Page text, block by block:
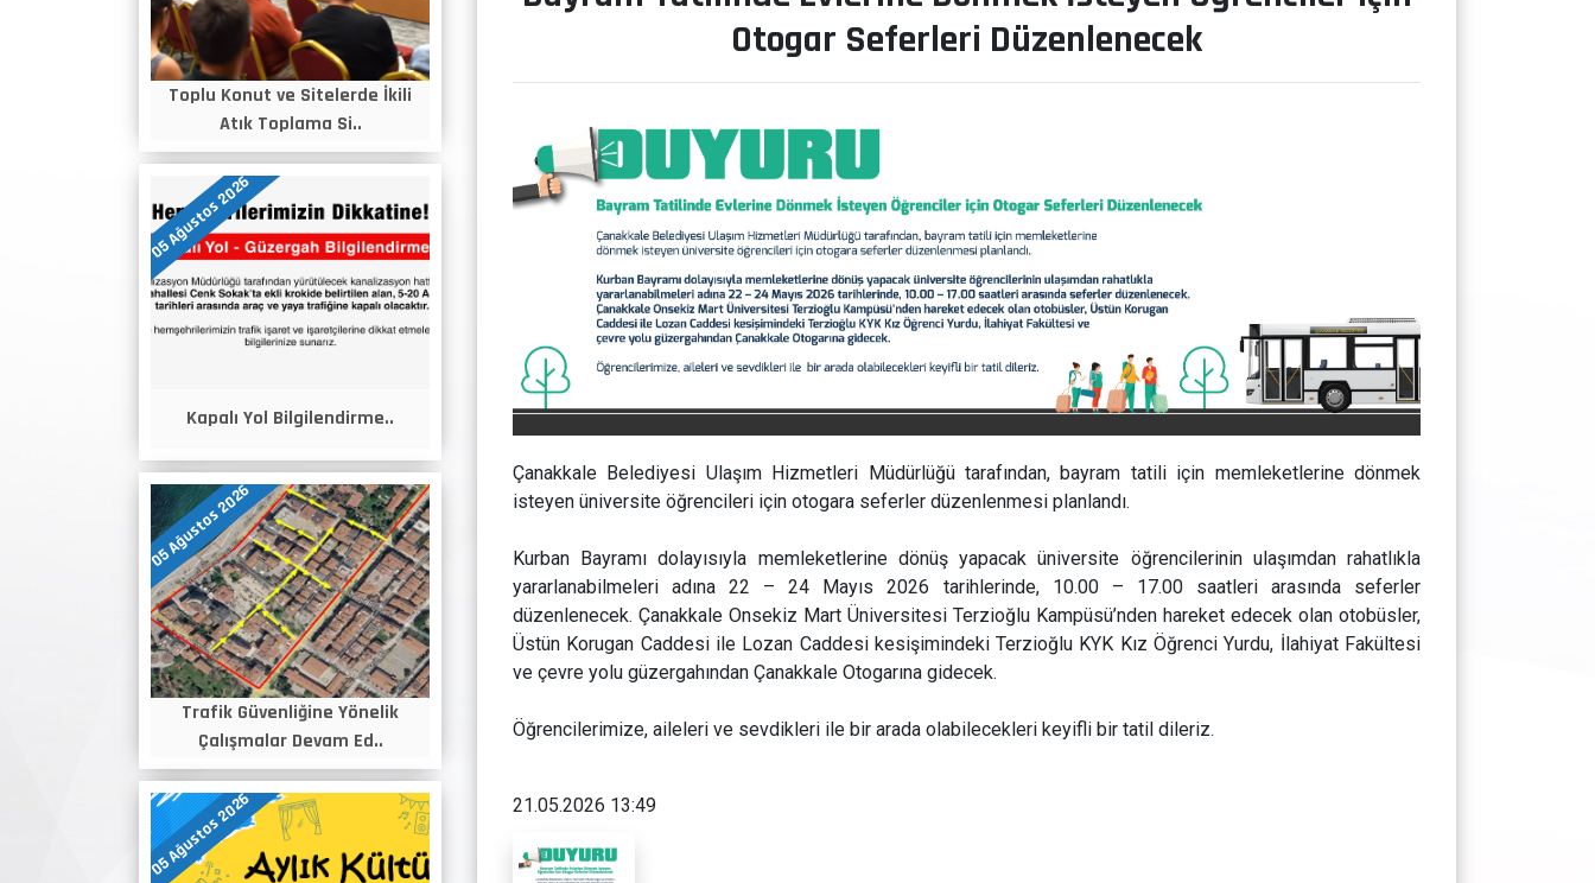
Toplu Konut ve Sitelerde İkili
Atık Toplama Si..
05 Ağustos 2026
Kapalı Yol Bilgilendirme..
05 Ağustos 2026
Trafik Güvenliğine Yönelik
Çalışmalar Devam Ed..
05 Ağustos 2026
Otogar Seferleri Düzenlenecek
Çanakkale Belediyesi Ulaşım Hizmetleri Müdürlüğü tarafından, bayram tatili için memleketlerine dönmek
isteyen üniversite öğrencileri için otogara seferler düzenlenmesi planlandı.
Kurban Bayramı dolayısıyla memleketlerine dönüş yapacak üniversite öğrencilerinin ulaşımdan rahatlıkla
yararlanabilmeleri adına 22 – 24 Mayıs 2026 tarihlerinde, 10.00 – 17.00 saatleri arasında seferler
düzenlenecek. Çanakkale Onsekiz Mart Üniversitesi Terzioğlu Kampüsü’nden hareket edecek olan otobüsler,
Üstün Korugan Caddesi ile Lozan Caddesi kesişimindeki Terzioğlu KYK Kız Öğrenci Yurdu, İlahiyat Fakültesi
ve çevre yolu güzergahından Çanakkale Otogarına gidecek.
Öğrencilerimize, aileleri ve sevdikleri ile bir arada olabilecekleri keyifli bir tatil dileriz.
21.05.2026 13:49